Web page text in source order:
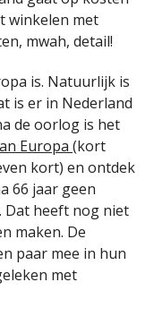
winkelen met
mwah, detail!
is. Natuurlijk is
is er in Nederland
de oorlog is het
Europa (kort
kort) en ontdek
66 jaar geen
Dat heeft nog niet
maken. De
paar mee in hun
met